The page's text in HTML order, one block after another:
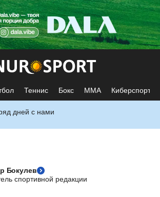
Теннис Бокс ММА Киберспорт
дней с нами
Бокулев
спортивной редакции